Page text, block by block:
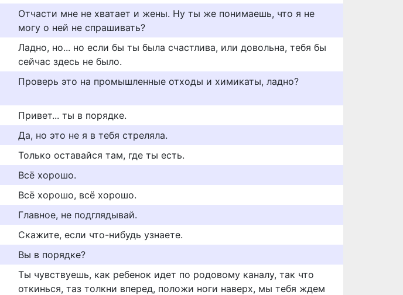
Отчасти мне не хватает и жены. Ну ты же понимаешь, что я не
могу о ней не спрашивать?
Ладно, но... но если бы ты была счастлива, или довольна, тебя бы
сейчас здесь не было.
Проверь это на промышленные отходы и химикаты, ладно?
Привет... ты в порядке.
Да, но это не я в тебя стреляла.
Только оставайся там, где ты есть.
Всё хорошо.
Всё хорошо, всё хорошо.
Главное, не подглядывай.
Скажите, если что-нибудь узнаете.
Вы в порядке?
Ты чувствуешь, как ребенок идет по родовому каналу, так что
откинься, таз толкни вперед, положи ноги наверх, мы тебя ждем